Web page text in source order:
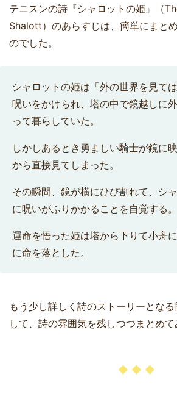
テニスンの詩『シャロットの姫』（
Shalott）のあらすじは、簡単にまと
のでした。
シャロットの姫は「外の世界を見て
呪いをかけられ、塔の中で鏡越しに
って暮らしていた。
しかしあるとき勇ましい騎士が鏡に
から直接見てしまった。
その瞬間、鏡が横にひび割れて、シ
に呪いがふりかかることを自覚する。
運命を悟った姫は塔から下りて小舟
に命を落とした。
もう少し詳しく詩のストーリーとな
して、詩の雰囲気を残しつつまとめて